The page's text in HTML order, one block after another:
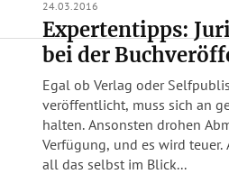
24.03.2016
Expertentipps:
bei der
Egal ob Verlag oder
veröffentlicht, muss sich an
halten. Ansonsten drohen
Verfügung, und es wird teuer. Als Selbstverleger muss man
all das selbst im Blick...